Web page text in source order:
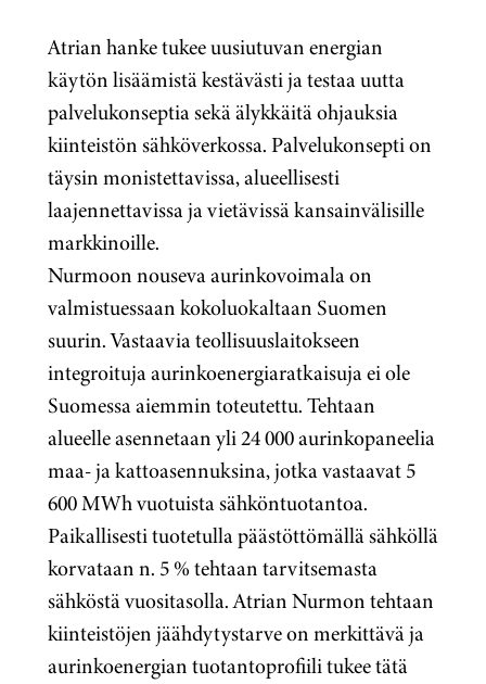
Atrian hanke tukee uusiutuvan energian
käytön lisäämistä kestävästi ja testaa uutta
palvelukonseptia sekä älykkäitä ohjauksia
kiinteistön sähköverkossa. Palvelukonsepti on
täysin monistettavissa, alueellisesti
laajennettavissa ja vietävissä kansainvälisille
markkinoille.
Nurmoon nouseva aurinkovoimala on
valmistuessaan kokoluokaltaan Suomen
suurin. Vastaavia teollisuuslaitokseen
integroituja aurinkoenergiaratkaisuja ei ole
Suomessa aiemmin toteutettu. Tehtaan
alueelle asennetaan yli 24 000 aurinkopaneelia
maa- ja kattoasennuksina, jotka vastaavat 5
600 MWh vuotuista sähköntuotantoa.
Paikallisesti tuotetulla päästöttömällä sähköllä
korvataan n. 5 % tehtaan tarvitsemasta
sähköstä vuositasolla. Atrian Nurmon tehtaan
kiinteistöjen jäähdytystarve on merkittävä ja
aurinkoenergian tuotantoprofiili tukee tätä